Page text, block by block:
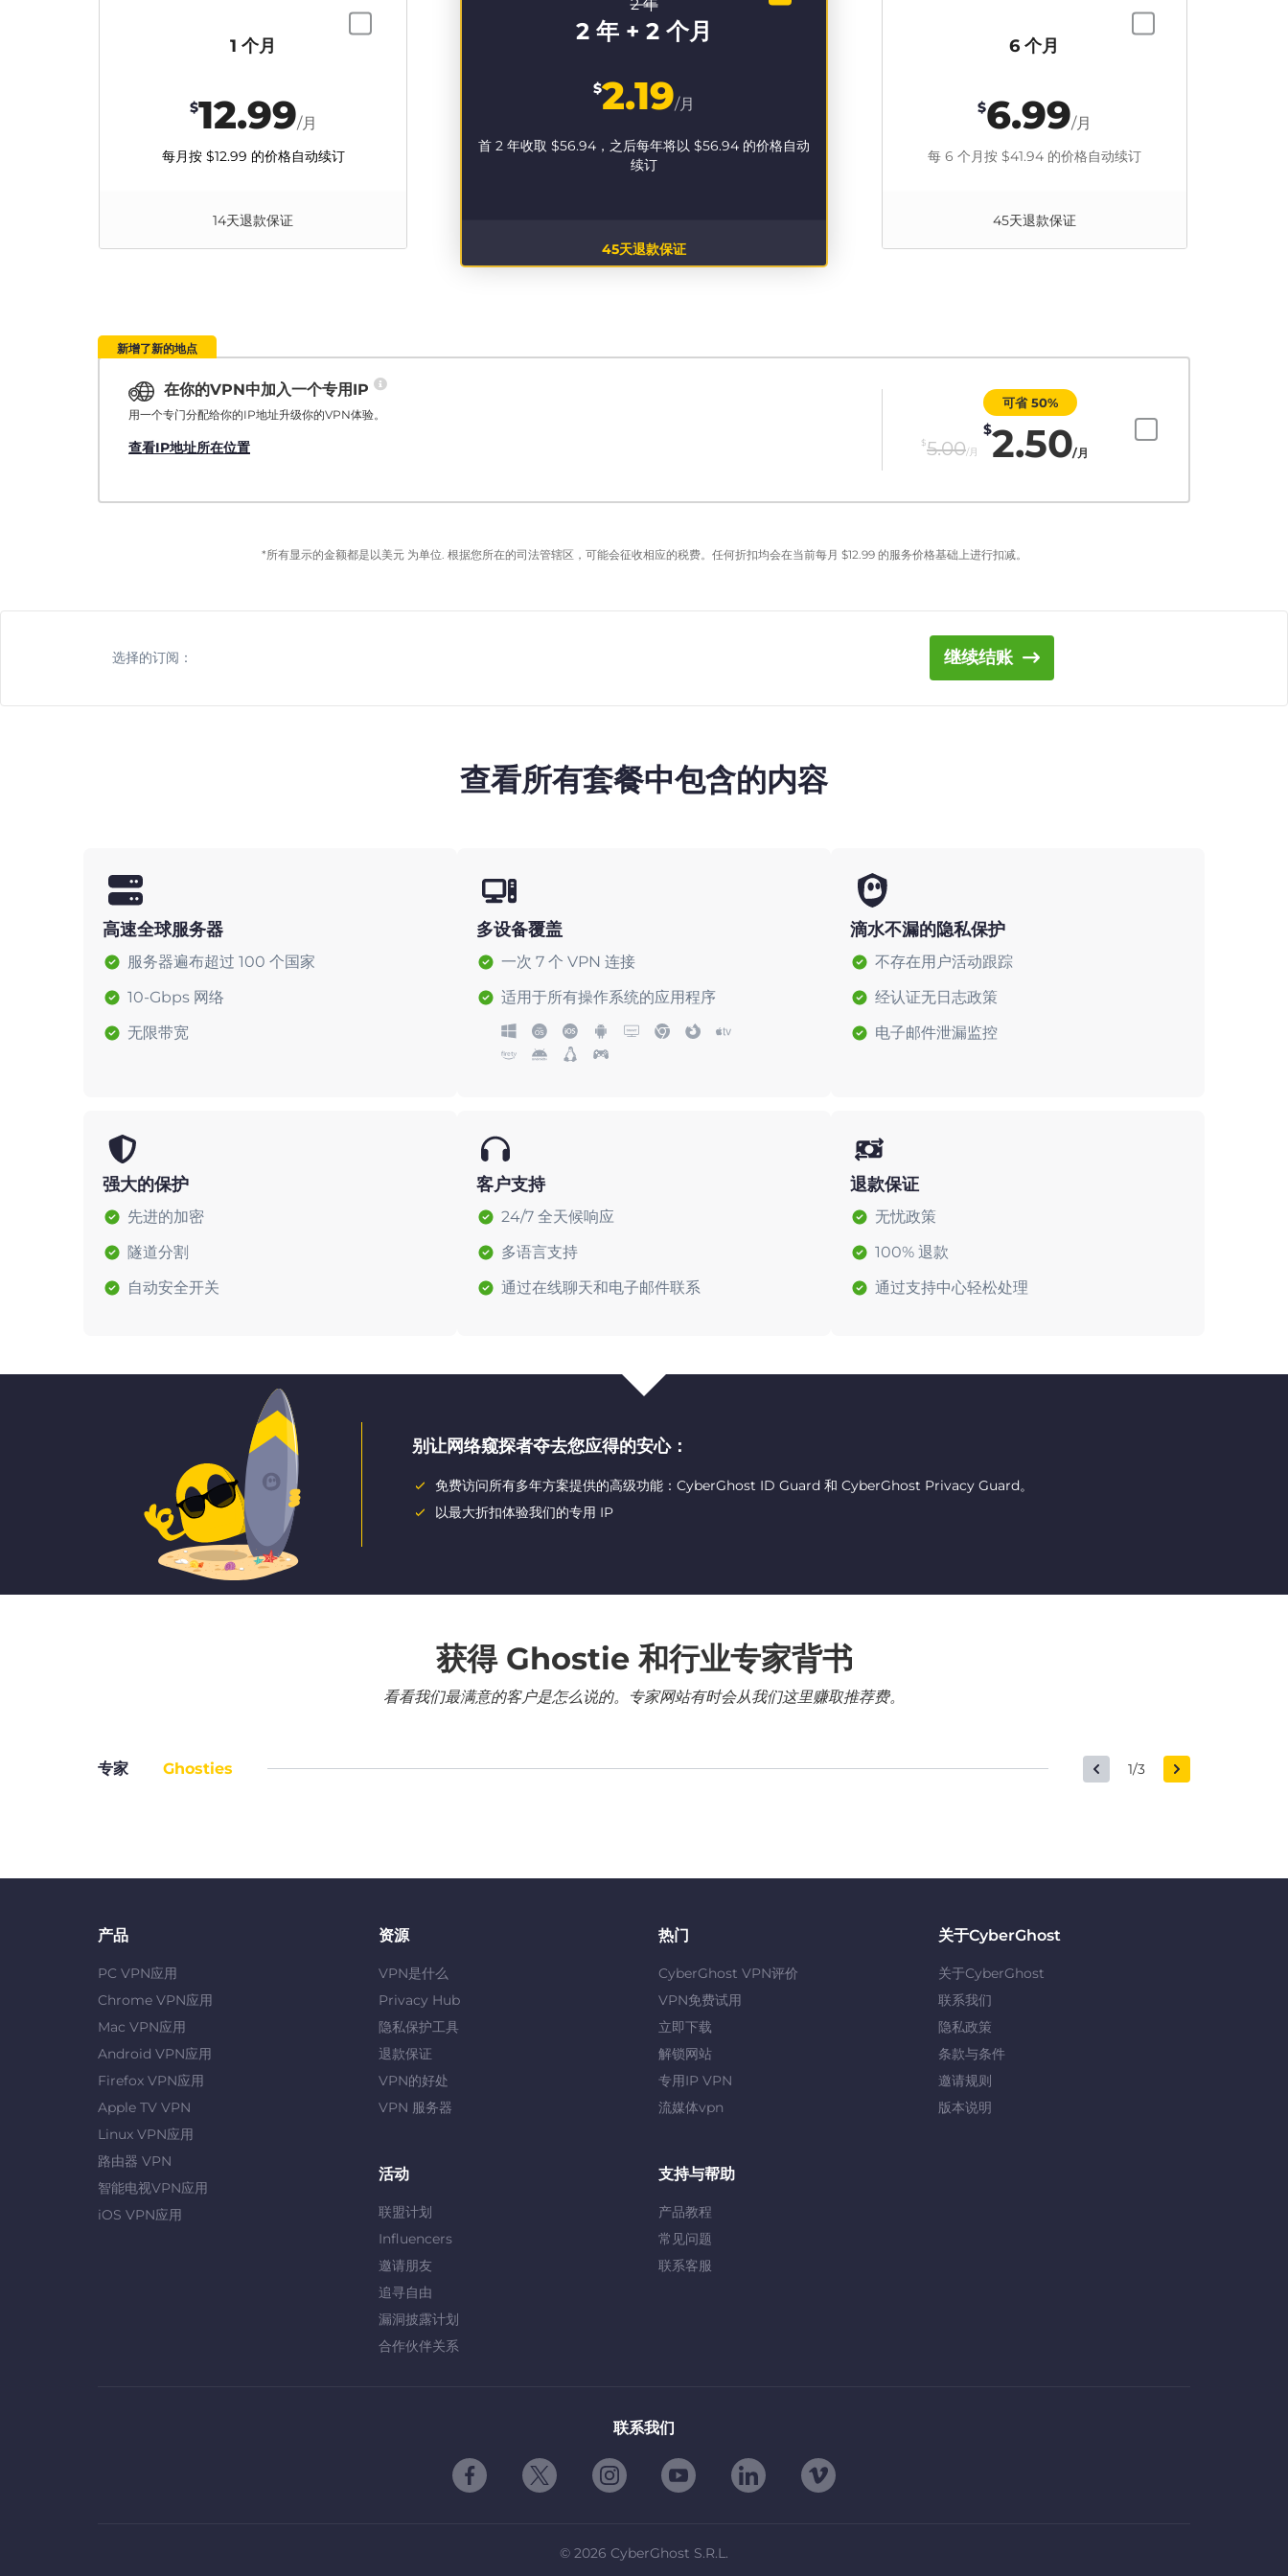
2 年
2 年 + 2 个月
$2.19/月
首 2 年收取 $56.94 ，之后每年将以 $56.94 的价格自动
续订
45天退款保证
6 个月
$6.99/月
每 6 个月按 $41.94的价格自动续订
45天退款保证
1 个月
$12.99/月
每月按 $12.99 的价格自动续订
14天退款保证
新增了新的地点
在你的VPN中加入一个专用IP
用一个专门分配给你的IP地址升级你的VPN体验。
查看IP地址所在位置 $5.00/月
可省 50%
$2.50/月
*所有显示的金额都是以美元 为单位. 根据您所在的司法管辖区，可能会征收相应的税费。任何折扣均会在当前每月 $12.99的服务价格基础上进行扣减。
选择的订阅： 继续结账
查看所有套餐中包含的内容
高速全球服务器
服务器遍布超过 100 个国家
10-Gbps 网络
无限带宽
多设备覆盖
一次 7 个 VPN 连接
适用于所有操作系统的应用程序
滴水不漏的隐私保护
不存在用户活动跟踪
经认证无日志政策
电子邮件泄漏监控
强大的保护
先进的加密
隧道分割
自动安全开关
客户支持
24/7 全天候响应
多语言支持
通过在线聊天和电子邮件联系
退款保证
无忧政策
100% 退款
通过支持中心轻松处理
别让网络窥探者夺去您应得的安心：
免费访问所有多年方案提供的高级功能：CyberGhost ID Guard 和 CyberGhost Privacy Guard。
以最大折扣体验我们的专用 IP
获得 Ghostie 和行业专家背书
看看我们最满意的客户是怎么说的。专家网站有时会从我们这里赚取推荐费。
专家 Ghosties 1/3
产品
PC VPN应用
Chrome VPN应用
Mac VPN应用
Android VPN应用
Firefox VPN应用
Apple TV VPN
Linux VPN应用
路由器 VPN
智能电视VPN应用
iOS VPN应用
资源
VPN是什么
Privacy Hub
隐私保护工具
退款保证
VPN的好处
VPN 服务器
热门
CyberGhost VPN评价
VPN免费试用
立即下载
解锁网站
专用IP VPN
流媒体vpn
关于CyberGhost
关于CyberGhost
联系我们
隐私政策
条款与条件
邀请规则
版本说明
活动
联盟计划
Influencers
邀请朋友
追寻自由
漏洞披露计划
合作伙伴关系
支持与帮助
产品教程
常见问题
联系客服
联系我们
© 2026 CyberGhost S.R.L.